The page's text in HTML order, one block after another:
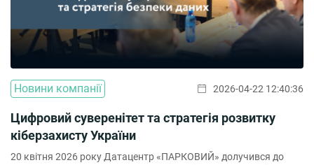
Новини компанії 2026-04-22 12:40:36
Цифровий суверенітет та стратегія розвитку
кіберзахисту України
20 квітня 2026 року Датацентр «ПАРКОВИЙ» долучився до